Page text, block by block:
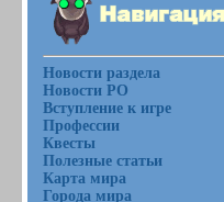
Новости раздела
Новости РО
Вступление к игре
Профессии
Квесты
Полезные статьи
Карта мира
Города мира